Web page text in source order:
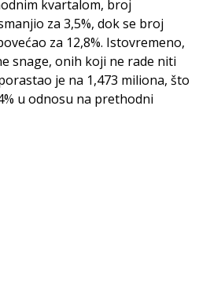
kvartalom, broj
za 3,5%, dok se broj
za 12,8%. Istovremeno,
snage, onih koji ne rade niti
je na 1,473 miliona, što
u odnosu na prethodni